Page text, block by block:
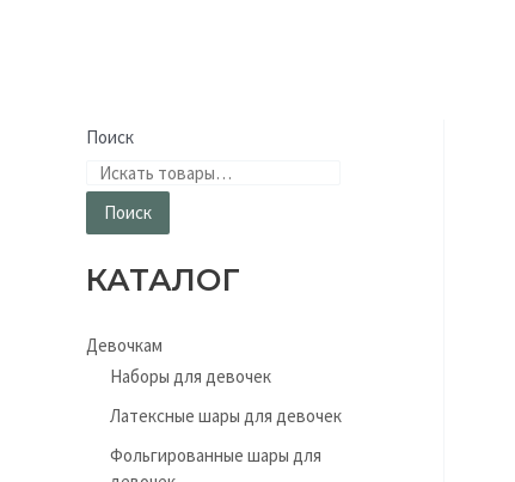
Поиск
Поиск
КАТАЛОГ
Девочкам
Наборы для девочек
Латексные шары для девочек
Фольгированные шары для